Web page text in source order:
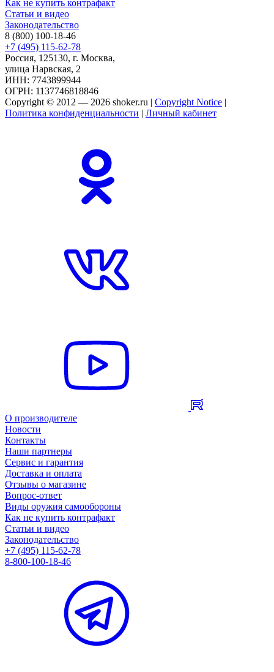
Как не купить контрафакт
Статьи и видео
Законодательство
8 (800) 100-18-46
+7 (495) 115-62-78
Россия, 125130, г. Москва,
улица Нарвская, 2
ИНН: 7743899944
ОГРН: 1137746818846
Copyright © 2012 — 2026 shoker.ru | Copyright Notice |
Политика конфиденциальности | Личный кабинет
О производителе
Новости
Контакты
Наши партнеры
Сервис и гарантия
Доставка и оплата
Отзывы о магазине
Вопрос-ответ
Виды оружия самообороны
Как не купить контрафакт
Статьи и видео
Законодательство
+7 (495) 115-62-78
8-800-100-18-46